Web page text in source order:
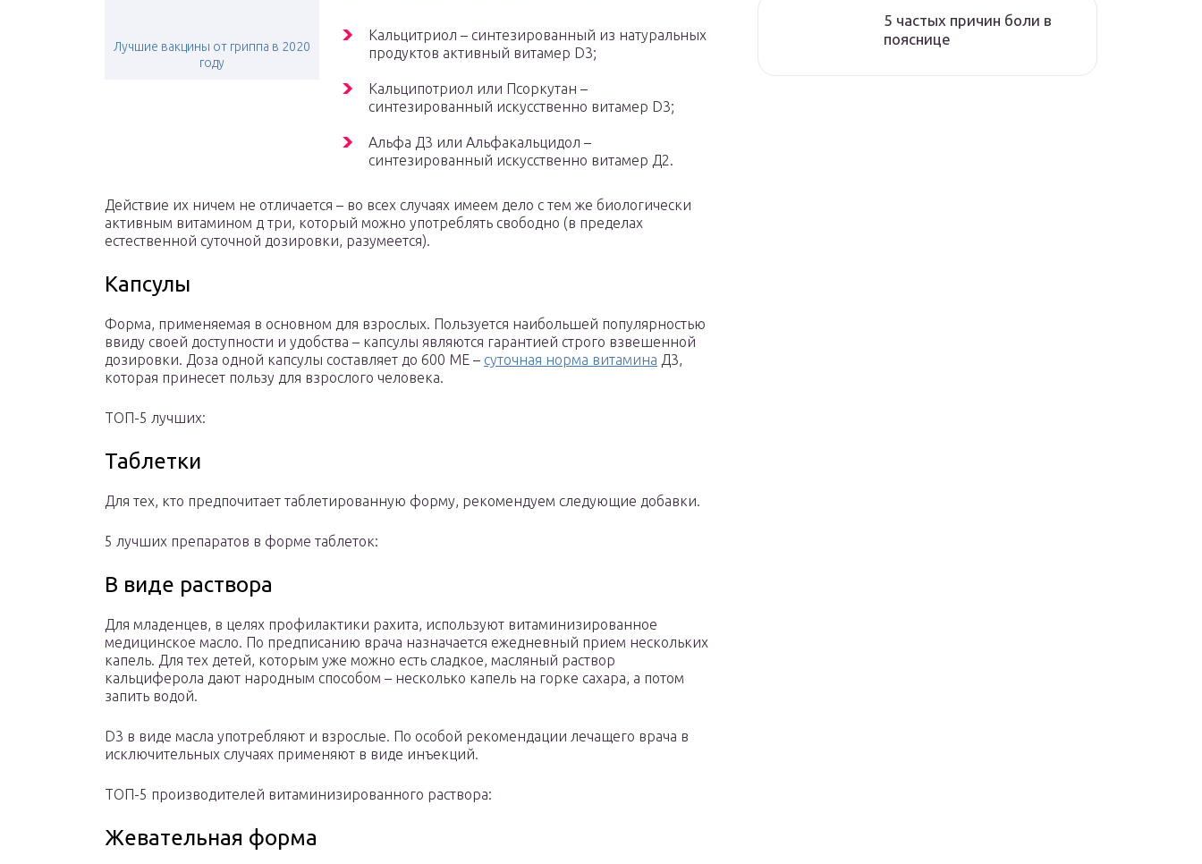
Лучшие вакцины от гриппа в 2020
году
Кальцитриол – синтезированный из натуральных
продуктов активный витамер D3;
Кальципотриол или Псоркутан –
синтезированный искусственно витамер D3;
Альфа Д3 или Альфакальцидол –
синтезированный искусственно витамер Д2.
Действие их ничем не отличается – во всех случаях имеем дело с тем же биологически
активным витамином д три, который можно употреблять свободно (в пределах
естественной суточной дозировки, разумеется).
Капсулы
Форма, применяемая в основном для взрослых. Пользуется наибольшей популярностью
ввиду своей доступности и удобства – капсулы являются гарантией строго взвешенной
дозировки. Доза одной капсулы составляет до 600 МЕ – суточная норма витамина Д3,
которая принесет пользу для взрослого человека.
ТОП-5 лучших:
Таблетки
Для тех, кто предпочитает таблетированную форму, рекомендуем следующие добавки.
5 лучших препаратов в форме таблеток:
В виде раствора
Для младенцев, в целях профилактики рахита, используют витаминизированное
медицинское масло. По предписанию врача назначается ежедневный прием нескольких
капель. Для тех детей, которым уже можно есть сладкое, масляный раствор
кальциферола дают народным способом – несколько капель на горке сахара, а потом
запить водой.
D3 в виде масла употребляют и взрослые. По особой рекомендации лечащего врача в
исключительных случаях применяют в виде инъекций.
ТОП-5 производителей витаминизированного раствора:
Жевательная форма
5 частых причин боли в
пояснице